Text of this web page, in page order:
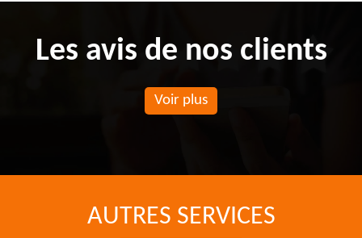
Les avis de nos clients
Voir plus
AUTRES SERVICES